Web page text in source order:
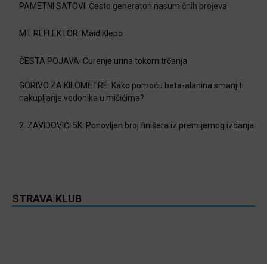
PAMETNI SATOVI: Često generatori nasumičnih brojeva
MT REFLEKTOR: Maid Klepo
ČESTA POJAVA: Curenje urina tokom trčanja
GORIVO ZA KILOMETRE: Kako pomoću beta-alanina smanjiti
nakupljanje vodonika u mišićima?
2. ZAVIDOVIĆI 5K: Ponovljen broj finišera iz premijernog izdanja
STRAVA KLUB